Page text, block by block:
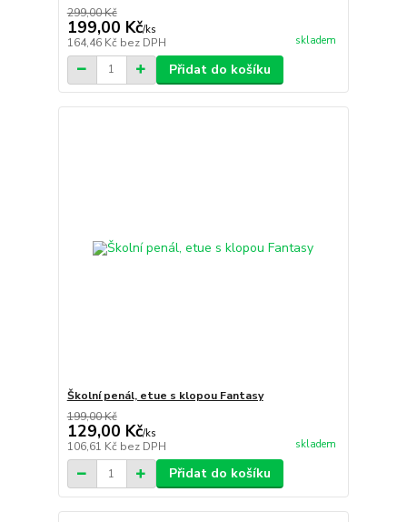
299,00 Kč
199,00 Kč/ks
164,46 Kč bez DPH skladem
Přidat do košíku
Školní penál, etue s klopou Fantasy
199,00 Kč
129,00 Kč/ks
106,61 Kč bez DPH skladem
Přidat do košíku